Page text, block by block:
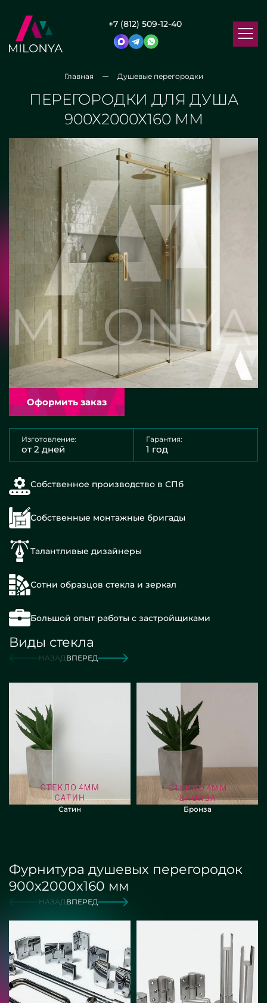
+7 (812) 509-12-40
Главная Душевые перегородки
ПЕРЕГОРОДКИ ДЛЯ ДУША
900Х2000Х160 ММ
Оформить заказ
Изготовление:
от 2 дней
Гарантия:
1 год
Собственное производство в СПб
Собственные монтажные бригады
Талантливые дизайнеры
Сотни образцов стекла и зеркал
Большой опыт работы с застройщиками
Виды стекла
НАЗАДВПЕРЕД
Сатин Бронза
Фурнитура душевых перегородок
900х2000х160 мм
НАЗАДВПЕРЕД